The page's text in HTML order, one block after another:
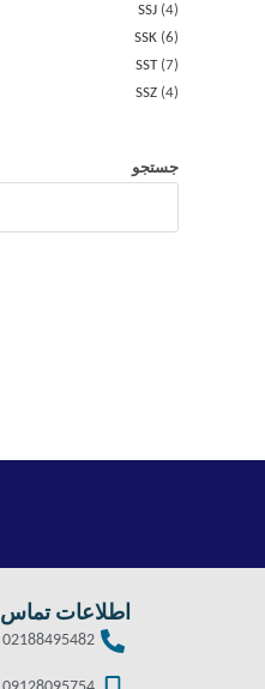
SSJ 4
SSK 6
SST 7
SSZ 4
جستجو
اطلاعات تماس
02188495482